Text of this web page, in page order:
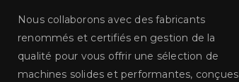
Nous collaborons avec des fabricants
renommés et certifiés en gestion de la
qualité pour vous offrir une sélection de
machines solides et performantes, conçues